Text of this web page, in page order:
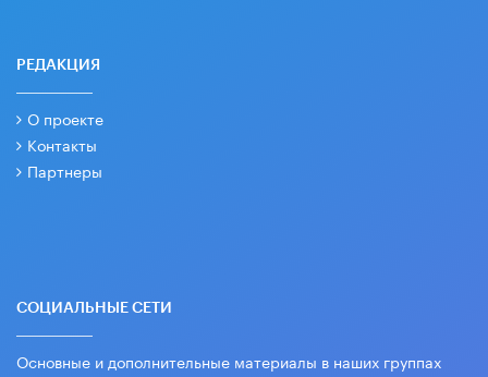
РЕДАКЦИЯ
О проекте
Контакты
Партнеры
СОЦИАЛЬНЫЕ СЕТИ
Основные и дополнительные материалы в наших группах